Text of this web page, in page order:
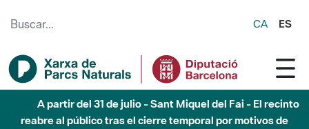
CA ES
A partir del 31 de julio - Sant Miquel del Fai - El recinto
reabre al público tras el cierre temporal por motivos de